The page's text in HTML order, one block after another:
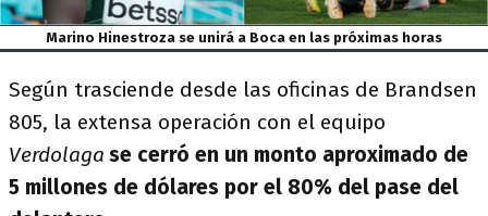
Marino Hinestroza se unirá a Boca en las próximas horas
Según trasciende desde las oficinas de Brandsen
805, la extensa operación con el equipo
Verdolaga se cerró en un monto aproximado de
5 millones de dólares por el 80% del pase del